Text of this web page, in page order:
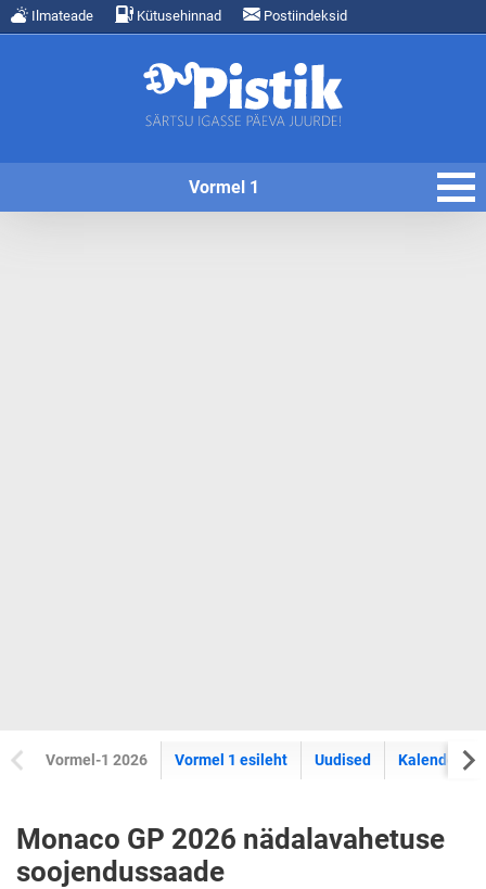
Ilmateade Kütusehinnad Postiindeksid
Vormel 1
Vormel-1 2026 Vormel 1 esileht Uudised Kalender
Monaco GP 2026 nädalavahetuse
soojendussaade